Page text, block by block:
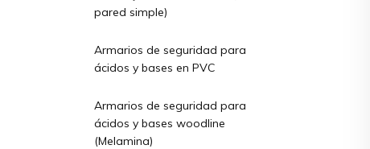
pared simple)
Armarios de seguridad para
ácidos y bases en PVC
Armarios de seguridad para
ácidos y bases woodline
(Melamina)